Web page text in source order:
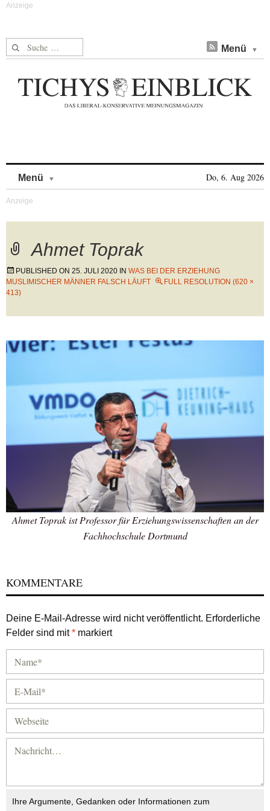
Suche nach: Menü
Menü Do, 6. Aug 2026
Ahmet Toprak
PUBLISHED ON 25. JULI 2020 IN WAS BEI DER ERZIEHUNG
MUSLIMISCHER MÄNNER FALSCH LÄUFT
FULL RESOLUTION (620 ×
413)
Ahmet Toprak ist Professor für Erziehungswissenschaften an der
Fachhochschule Dortmund
KOMMENTARE
Deine E-Mail-Adresse wird nicht veröffentlicht. Erforderliche
Felder sind mit* markiert
Ihre Argumente, Gedanken oder Informationen zum